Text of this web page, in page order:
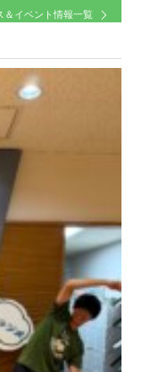
＆イベント情報一覧